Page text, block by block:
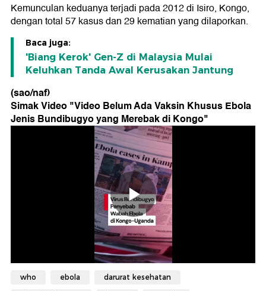
Kemunculan keduanya terjadi pada 2012 di Isiro, Kongo,
dengan total 57 kasus dan 29 kematian yang dilaporkan.
Baca juga:
'Biang Kerok' Gen-Z di Malaysia Mulai
Keluhkan Tanda Awal Kerusakan Jantung
(sao/naf)
Simak Video "Video Belum Ada Vaksin Khusus Ebola
Jenis Bundibugyo yang Merebak di Kongo"
who ebola darurat kesehatan